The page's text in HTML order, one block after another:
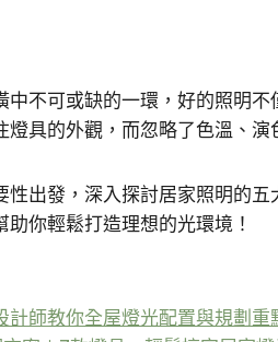
中不可或缺的一環，好的照明
燈具的外觀，而忽略了色溫、
性出發，深入探討居家照明的
你輕鬆打造理想的光環境！
計師教你全屋燈光配置與規劃重